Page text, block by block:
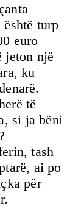
turp
euro
jeton një
ku
të
si ja bëni
tash
ai po
për